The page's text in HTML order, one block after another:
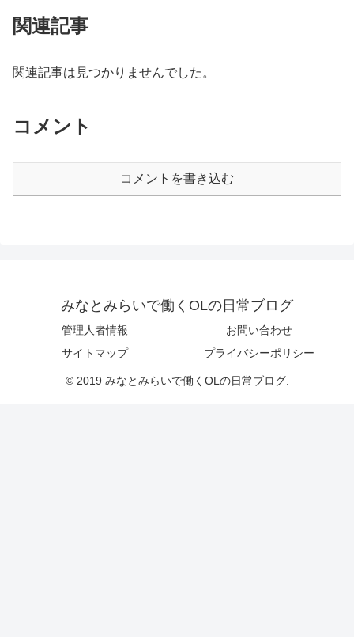
関連記事
関連記事は見つかりませんでした。
コメント
コメントを書き込む
みなとみらいで働くOLの日常ブログ
管理人者情報
お問い合わせ
サイトマップ
プライバシーポリシー
© 2019 みなとみらいで働くOLの日常ブログ.